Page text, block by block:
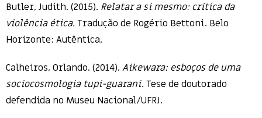
Butler, Judith. (2015). Relatar a si mesmo: crítica da
violência ética. Tradução de Rogério Bettoni. Belo
Horizonte: Autêntica.
Calheiros, Orlando. (2014). Aikewara: esboços de uma
sociocosmologia tupi-guarani. Tese de doutorado
defendida no Museu Nacional/UFRJ.